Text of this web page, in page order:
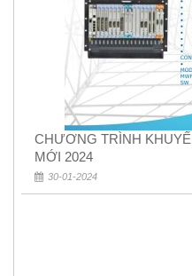
CHƯƠNG TRÌNH
MỚI 2024
30-01-2024